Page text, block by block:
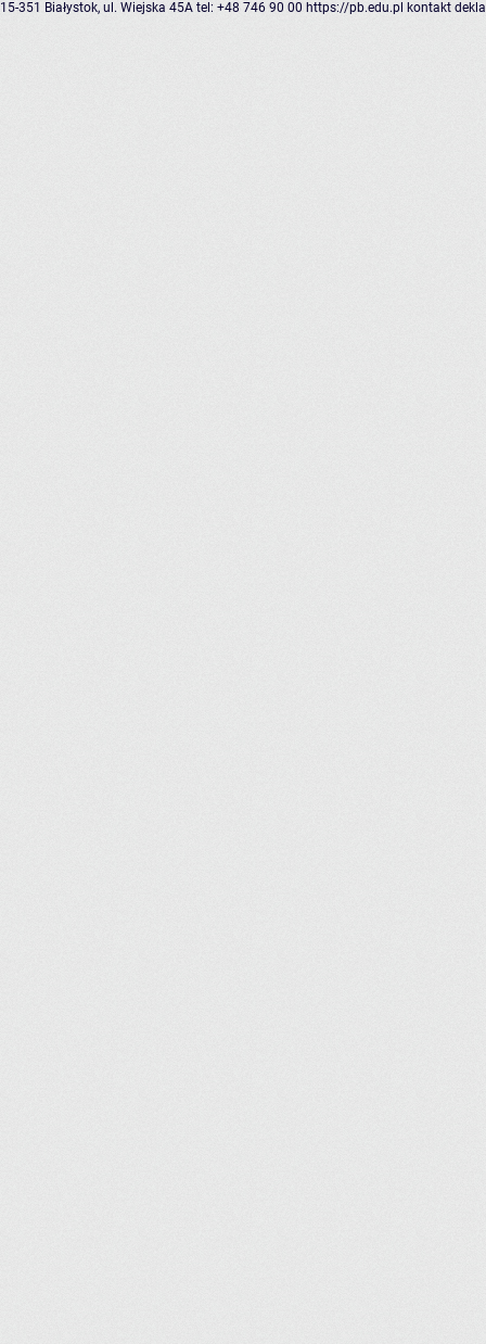
15-351 Białystok, ul. Wiejska 45A tel: +48 746 90 00 https://pb.edu.pl kontakt